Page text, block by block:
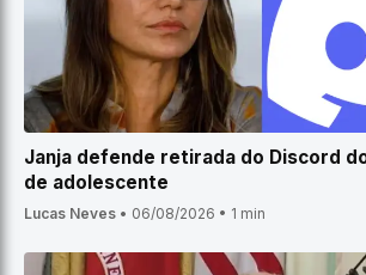
Janja defende retirada do Discord
de adolescente
Lucas Neves • 06/08/2026 • 1 min